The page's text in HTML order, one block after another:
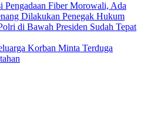
Pengadaan Fiber Morowali, Ada
Dilakukan Penegak Hukum
di Bawah Presiden Sudah Tepat
Korban Minta Terduga